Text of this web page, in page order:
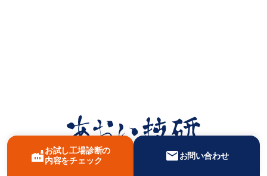
factory お試し工場診断の
内容をチェック
mailお問い合わせ